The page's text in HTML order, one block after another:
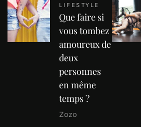
LIFESTYLE
Que faire si
vous tombez
amoureux de
deux
personnes
en même
temps ?
Zozo